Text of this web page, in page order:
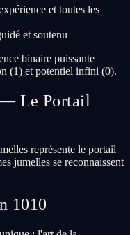
et toutes les
et soutenu
binaire puissante
(1) et potentiel infini (0).
— Le Portail
représente le portail
jumelles se reconnaissent
1010